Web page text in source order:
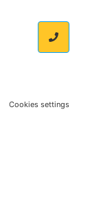
Cookies settings